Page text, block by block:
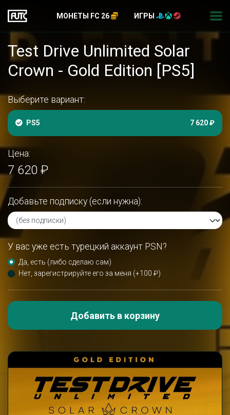
МОНЕТЫ FC 26 ИГРЫ
Test Drive Unlimited Solar
Crown - Gold Edition [PS5]
Выберите вариант:
PS5 7 620 ₽
Цена:
7 620 ₽
Добавьте подписку (если нужна):
У вас уже есть турецкий аккаунт PSN?
Да, есть (либо сделаю сам)
Нет, зарегистрируйте его за меня (+100 ₽)
Добавить в корзину